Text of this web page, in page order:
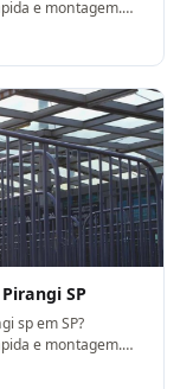
e montagem.
SP
sp em SP?
e montagem.